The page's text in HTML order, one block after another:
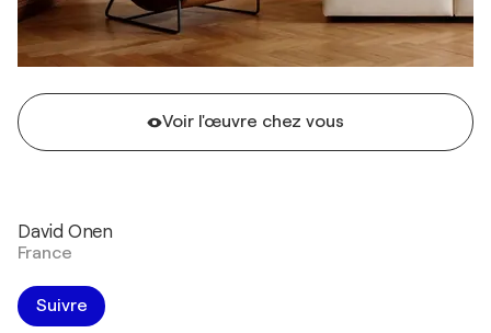
Voir l'œuvre chez vous
David Onen
France
Suivre